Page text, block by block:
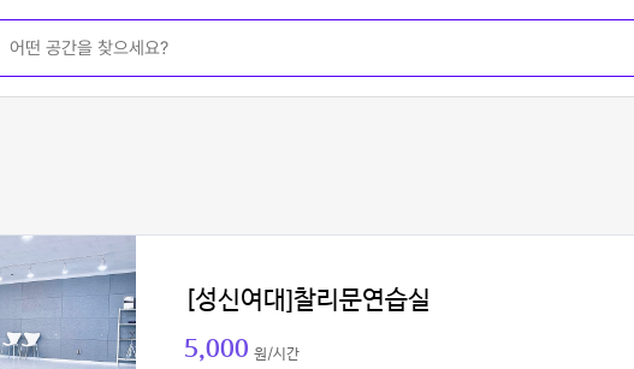
[성신여대]찰리문연습실
5,000 원/시간